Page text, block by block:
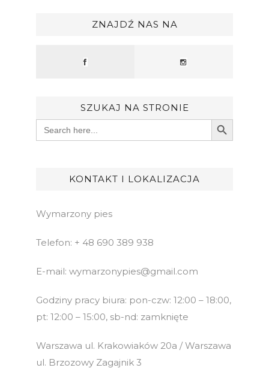
ZNAJDŹ NAS NA
SZUKAJ NA STRONIE
Search
for:
Search Button
KONTAKT I LOKALIZACJA
Wymarzony pies
Telefon: + 48 690 389 938
E-mail: wymarzonypies@gmail.com
Godziny pracy biura: pon-czw: 12:00 – 18:00,
pt: 12:00 – 15:00, sb-nd: zamknięte
Warszawa ul. Krakowiaków 20a / Warszawa
ul. Brzozowy Zagajnik 3